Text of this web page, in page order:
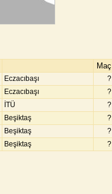
Maç
Eczacıbaşı ?
Eczacıbaşı ?
İTÜ ?
Beşiktaş ?
Beşiktaş ?
Beşiktaş ?